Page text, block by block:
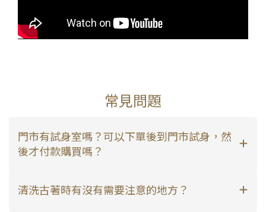
常見問題
門市有試身室嗎？可以下單後到門市試身，然
後才付款購買嗎？
清洗古著時有沒有需要注意的地方？